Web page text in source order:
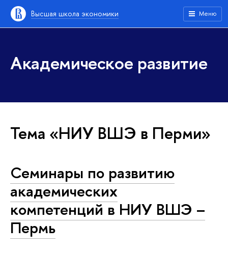
Высшая школа экономики Меню
Академическое развитие
Тема «НИУ ВШЭ в Перми»
Семинары по развитию
академических
компетенций в НИУ ВШЭ –
Пермь